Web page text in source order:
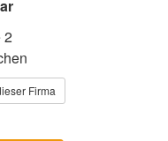
2
Firma